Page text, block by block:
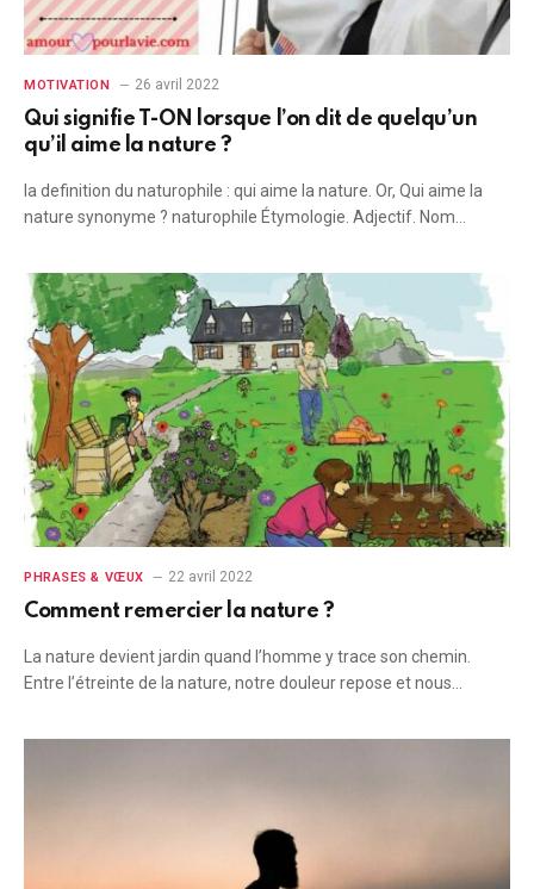
MOTIVATION 26 avril 2022
Qui signifie T-ON lorsque l’on dit de quelqu’un
qu’il aime la nature ?
la definition du naturophile : qui aime la nature. Or, Qui aime la
nature synonyme ? naturophile Étymologie. Adjectif. Nom…
PHRASES & VŒUX 22 avril 2022
Comment remercier la nature ?
La nature devient jardin quand l’homme y trace son chemin.
Entre l’étreinte de la nature, notre douleur repose et nous…